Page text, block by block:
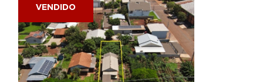
VENDIDO